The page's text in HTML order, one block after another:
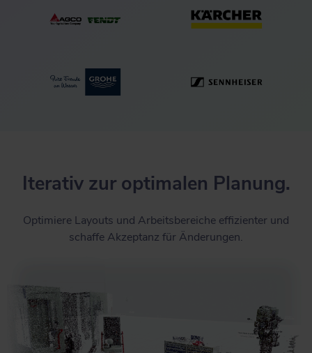
Iterativ zur optimalen P lanung.
Optimiere Layouts und Arbeitsbereiche effizienter und
schaffe Akzeptanz für Änderungen.